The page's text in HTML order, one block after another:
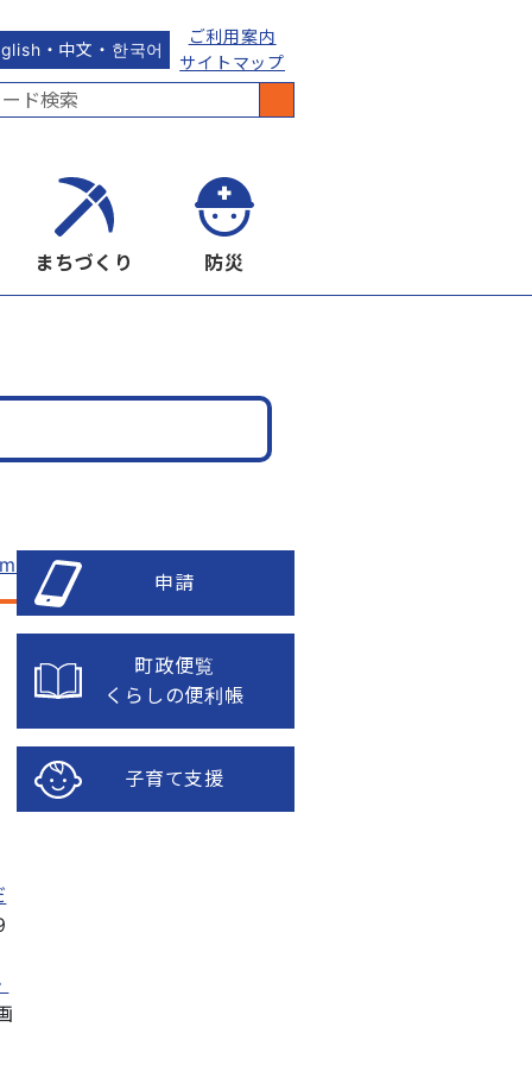
・中文・한국어
ご利用案内
サイトマップ
まちづくり 防災
申請
町政便覧
くらしの便利帳
子育て支援